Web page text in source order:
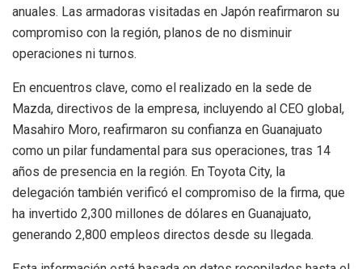
anuales. Las armadoras visitadas en Japón reafirmaron su
compromiso con la región, planos de no disminuir
operaciones ni turnos.
En encuentros clave, como el realizado en la sede de
Mazda, directivos de la empresa, incluyendo al CEO global,
Masahiro Moro, reafirmaron su confianza en Guanajuato
como un pilar fundamental para sus operaciones, tras 14
años de presencia en la región. En Toyota City, la
delegación también verificó el compromiso de la firma, que
ha invertido 2,300 millones de dólares en Guanajuato,
generando 2,800 empleos directos desde su llegada.